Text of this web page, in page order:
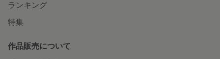
ランキング
特集
作品販売について